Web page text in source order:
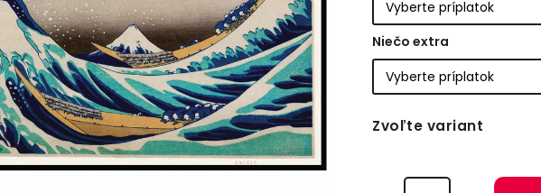
Niečo extra
Zvoľte variant